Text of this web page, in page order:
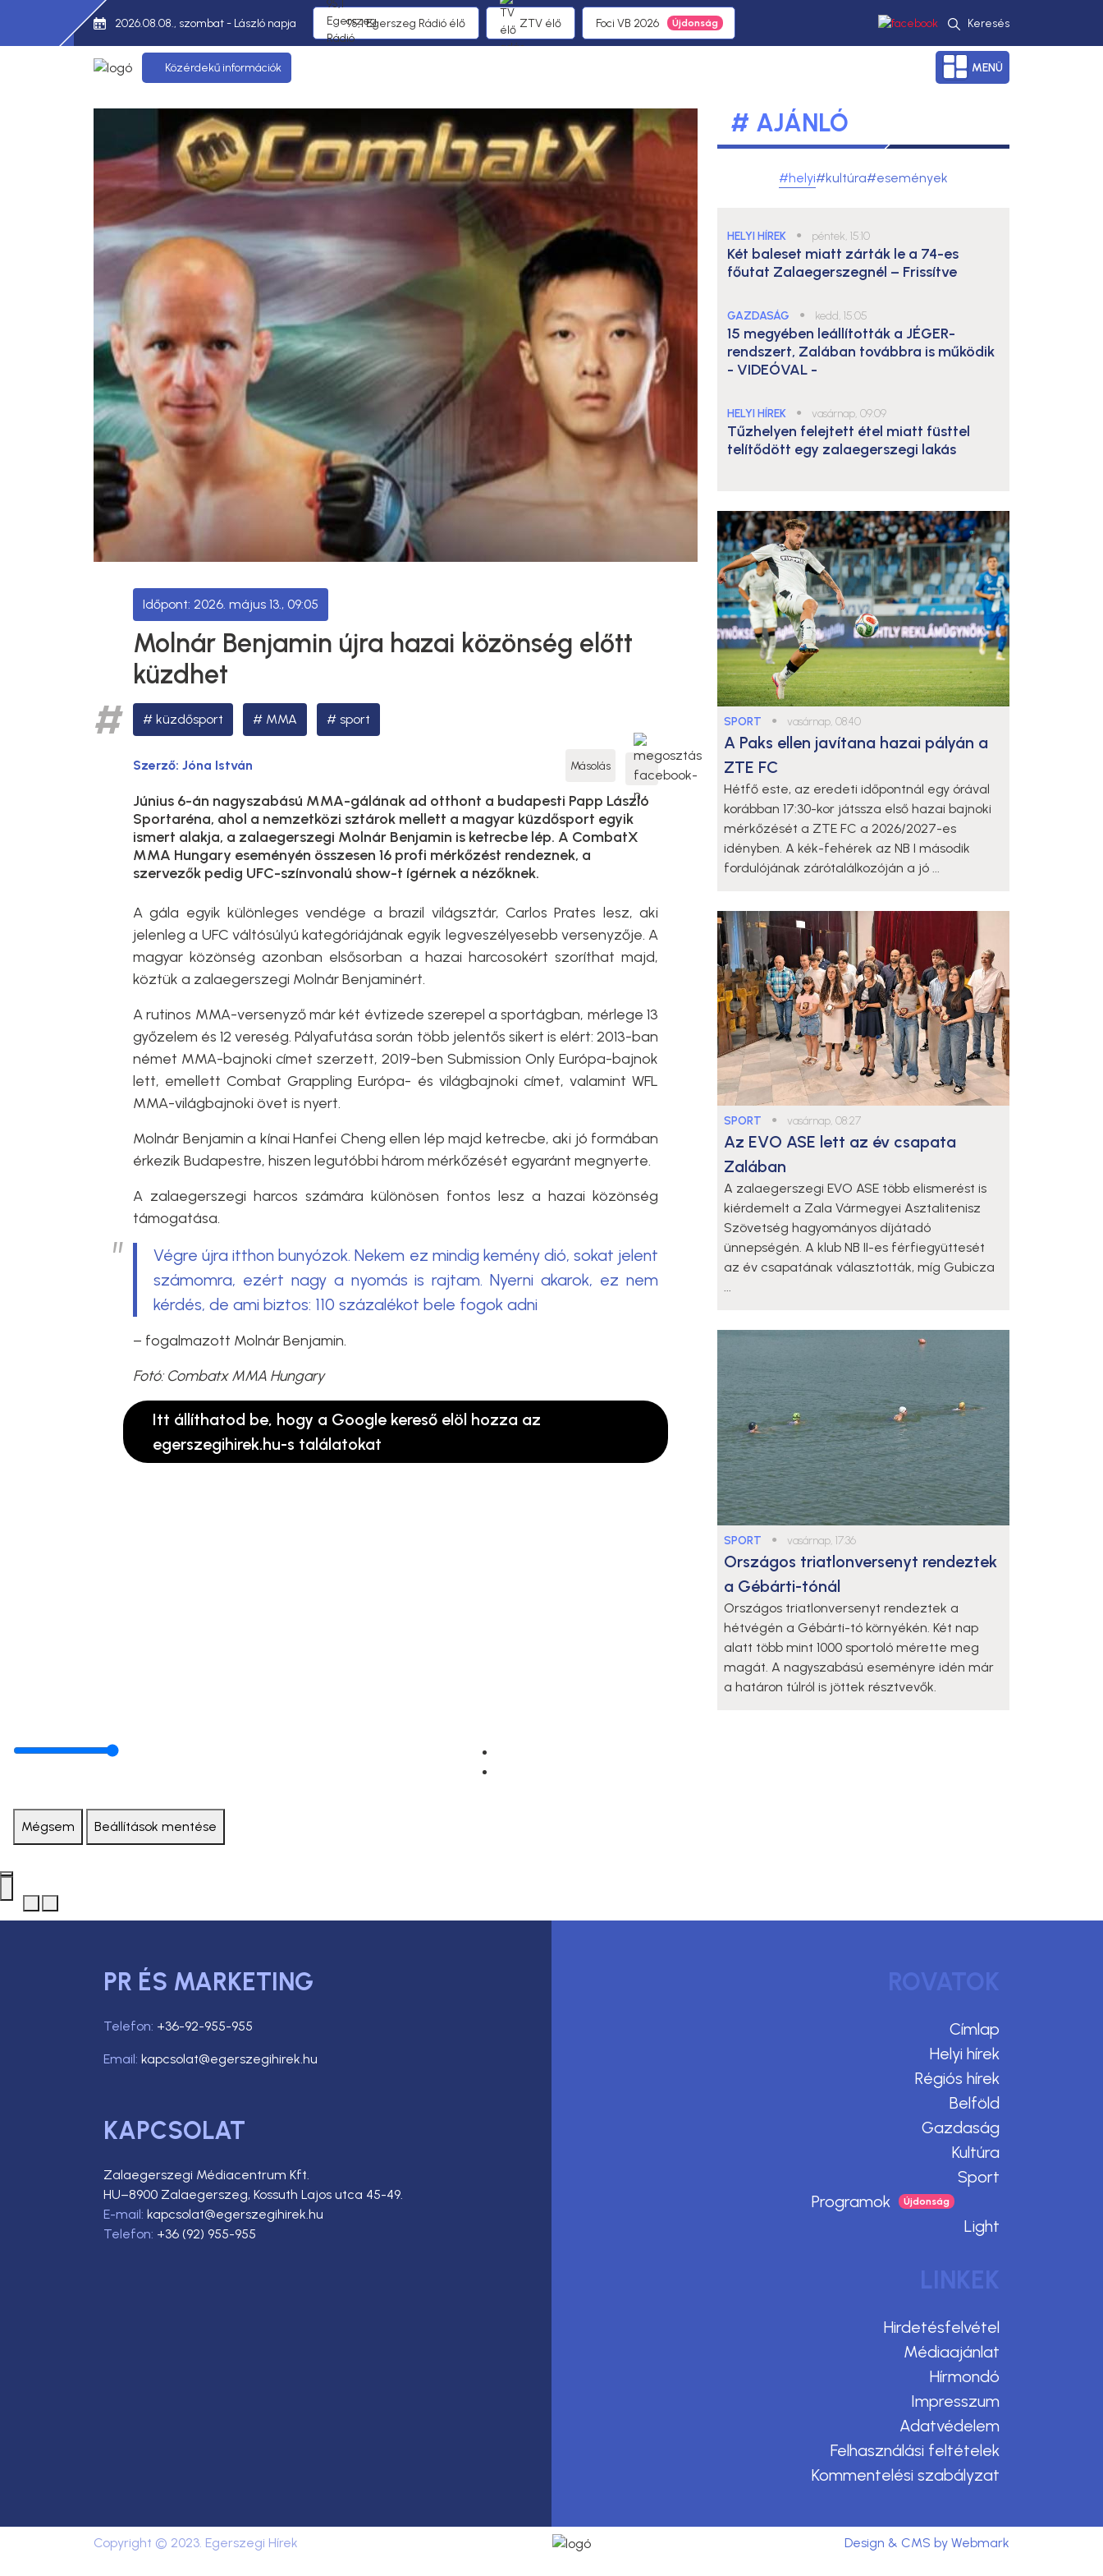
2026.08.08., szombat - László napja 95,1 Egerszeg Rádió élő ZTV élő Foci VB 2026 Keresés
Közérdekű információk MENÜ
2026. május 13., 09:05
Molnár Benjamin újra hazai közönség előtt
küzdhet
küzdősport MMA sport
Szerző: Jóna István Másolás
Június 6-án nagyszabású MMA-gálának ad otthont a budapesti Papp László
Sportaréna, ahol a nemzetközi sztárok mellett a magyar küzdősport egyik
ismert alakja, a zalaegerszegi Molnár Benjamin is ketrecbe lép. A CombatX
MMA Hungary eseményén összesen 16 profi mérkőzést rendeznek, a
szervezők pedig UFC-színvonalú show-t ígérnek a nézőknek.
A gála egyik különleges vendége a brazil világsztár, Carlos Prates lesz, aki
jelenleg a UFC váltósúlyú kategóriájának egyik legveszélyesebb versenyzője. A
magyar közönség azonban elsősorban a hazai harcosokért szoríthat majd,
köztük a zalaegerszegi Molnár Benjaminért.
A rutinos MMA-versenyző már két évtizede szerepel a sportágban, mérlege 13
győzelem és 12 vereség. Pályafutása során több jelentős sikert is elért: 2013-ban
német MMA-bajnoki címet szerzett, 2019-ben Submission Only Európa-bajnok
lett, emellett Combat Grappling Európa- és világbajnoki címet, valamint WFL
MMA-világbajnoki övet is nyert.
Molnár Benjamin a kínai Hanfei Cheng ellen lép majd ketrecbe, aki jó formában
érkezik Budapestre, hiszen legutóbbi három mérkőzését egyaránt megnyerte.
A zalaegerszegi harcos számára különösen fontos lesz a hazai közönség
támogatása.
Végre újra itthon bunyózok. Nekem ez mindig kemény dió, sokat jelent
számomra, ezért nagy a nyomás is rajtam. Nyerni akarok, ez nem
kérdés, de ami biztos: 110 százalékot bele fogok adni
– fogalmazott Molnár Benjamin.
Fotó: Combatx MMA Hungary
Itt állíthatod be, hogy a Google kereső elöl hozza az
egerszegihirek.hu-s találatokat
# AJÁNLÓ
#helyi#kultúra#események
HELYI HÍREK ● péntek, 15:10
Két baleset miatt zárták le a 74-es
főutat Zalaegerszegnél – Frissítve
GAZDASÁG ● kedd, 15:05
15 megyében leállították a JÉGER-
rendszert, Zalában továbbra is működik
- VIDEÓVAL -
HELYI HÍREK ● vasárnap, 09:09
Tűzhelyen felejtett étel miatt füsttel
telítődött egy zalaegerszegi lakás
SPORT ● vasárnap, 08:40
A Paks ellen javítana hazai pályán a
ZTE FC
Hétfő este, az eredeti időpontnál egy órával
korábban 17:30-kor játssza első hazai bajnoki
mérkőzését a ZTE FC a 2026/2027-es
idényben. A kék-fehérek az NB I második
fordulójának zárótalálkozóján a jó ...
SPORT ● vasárnap, 08:27
Az EVO ASE lett az év csapata
Zalában
A zalaegerszegi EVO ASE több elismerést is
kiérdemelt a Zala Vármegyei Asztalitenisz
Szövetség hagyományos díjátadó
ünnepségén. A klub NB II-es férfiegyüttesét
az év csapatának választották, míg Gubicza
...
SPORT ● vasárnap, 17:36
Országos triatlonversenyt rendeztek
a Gébárti-tónál
Országos triatlonversenyt rendeztek a
hétvégén a Gébárti-tó környékén. Két nap
alatt több mint 1000 sportoló mérette meg
magát. A nagyszabású eseményre idén már
a határon túlról is jöttek résztvevők.
Mégsem Beállítások mentése
PR ÉS MARKETING
Telefon: +36-92-955-955
Email: kapcsolat@egerszegihirek.hu
KAPCSOLAT
Zalaegerszegi Médiacentrum Kft.
HU–8900 Zalaegerszeg, Kossuth Lajos utca 45-49.
E-mail: kapcsolat@egerszegihirek.hu
Telefon: +36 (92) 955-955
ROVATOK
Címlap
Helyi hírek
Régiós hírek
Belföld
Gazdaság
Kultúra
Sport
Programok
Light
LINKEK
Hirdetésfelvétel
Médiaajánlat
Hírmondó
Impresszum
Adatvédelem
Felhasználási feltételek
Kommentelési szabályzat
Copyright © 2023. Egerszegi Hírek Design & CMS by Webmark